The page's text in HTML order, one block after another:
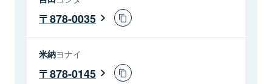
878-0035
米納ヨナイ
878-0145